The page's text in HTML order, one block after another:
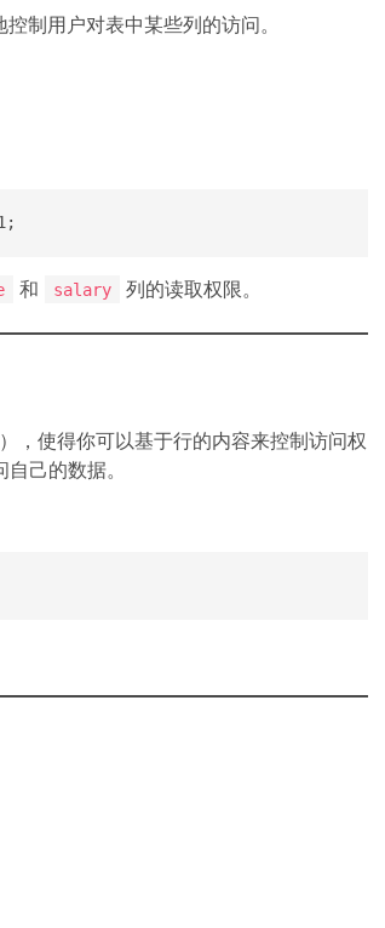
制用户对表中某些列的访问。
和 salary 列的读取权限。
，使得你可以基于行的内容来控制访问权
己的数据。